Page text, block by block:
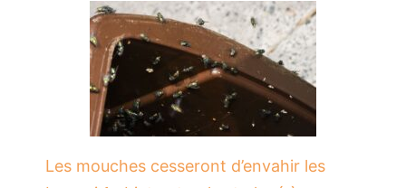
Les mouches cesseront d’envahir les